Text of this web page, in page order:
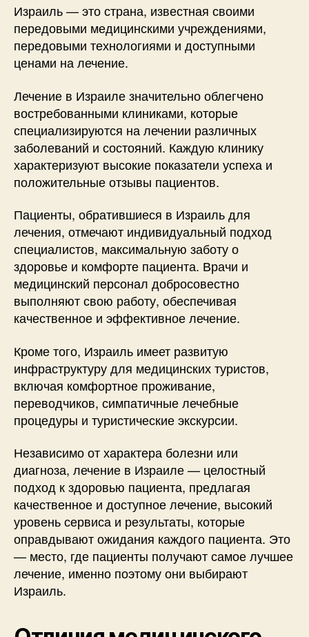
Израиль — это страна, известная своими
передовыми медицинскими учреждениями,
передовыми технологиями и доступными
ценами на лечение.
Лечение в Израиле значительно облегчено
востребованными клиниками, которые
специализируются на лечении различных
заболеваний и состояний. Каждую клинику
характеризуют высокие показатели успеха и
положительные отзывы пациентов.
Пациенты, обратившиеся в Израиль для
лечения, отмечают индивидуальный подход
специалистов, максимальную заботу о
здоровье и комфорте пациента. Врачи и
медицинский персонал добросовестно
выполняют свою работу, обеспечивая
качественное и эффективное лечение.
Кроме того, Израиль имеет развитую
инфраструктуру для медицинских туристов,
включая комфортное проживание,
переводчиков, симпатичные лечебные
процедуры и туристические экскурсии.
Независимо от характера болезни или
диагноза, лечение в Израиле — целостный
подход к здоровью пациента, предлагая
качественное и доступное лечение, высокий
уровень сервиса и результаты, которые
оправдывают ожидания каждого пациента. Это
— место, где пациенты получают самое лучшее
лечение, именно поэтому они выбирают
Израиль.